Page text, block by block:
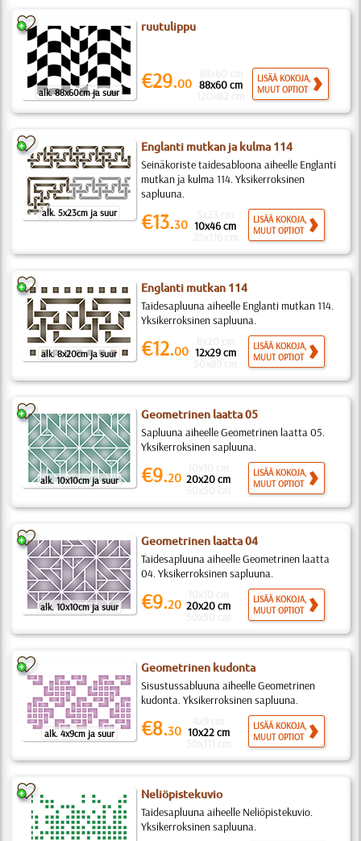
alk. 88x60cm ja suur
ruutulippu
€29.00 88x60 cm
LISÄÄ KOKOJA,
MUUT OPTIOT
alk. 5x23cm ja suur
Englanti mutkan ja kulma 114
Seinäkoriste taidesabloona aiheelle Englanti
mutkan ja kulma 114. Yksikerroksinen
sapluuna.
€13.30 10x46 cm
LISÄÄ KOKOJA,
MUUT OPTIOT
alk. 8x20cm ja suur
Englanti mutkan 114
Taidesapluuna aiheelle Englanti mutkan 114.
Yksikerroksinen sapluuna.
€12.00 12x29 cm
LISÄÄ KOKOJA,
MUUT OPTIOT
alk. 10x10cm ja suur
Geometrinen laatta 05
Sapluuna aiheelle Geometrinen laatta 05.
Yksikerroksinen sapluuna.
€9.20 20x20 cm
LISÄÄ KOKOJA,
MUUT OPTIOT
alk. 10x10cm ja suur
Geometrinen laatta 04
Taidesapluuna aiheelle Geometrinen laatta
04. Yksikerroksinen sapluuna.
€9.20 20x20 cm
LISÄÄ KOKOJA,
MUUT OPTIOT
alk. 4x9cm ja suur
Geometrinen kudonta
Sisustussabluuna aiheelle Geometrinen
kudonta. Yksikerroksinen sapluuna.
€8.30 10x22 cm
LISÄÄ KOKOJA,
MUUT OPTIOT
Neliöpistekuvio
Taidesapluuna aiheelle Neliöpistekuvio.
Yksikerroksinen sapluuna.